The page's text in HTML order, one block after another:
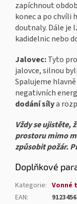
zapíchnout
konec a po chvíli
doutnaly. Dále je
kadidelnic nebo
Jalovec:Tyto
jalovce, silnou
Spalujeme hlavně
negativních
dodání sílya
Vždy se ujistěte,
prostoru mimo
způsobit požár.
Doplňkové
Kategorie: Vonné
EAN: